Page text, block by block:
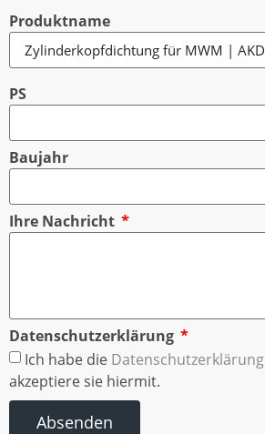
Produktname
PS
Baujahr
Ihre Nachricht
Datenschutzerklärung
Ich habe die Datenschutzerklärung
akzeptiere sie hiermit.
Absenden